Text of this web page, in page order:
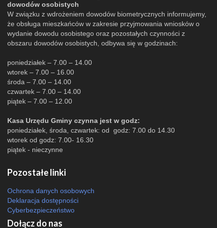
dowodów osobistych
W związku z wdrożeniem dowodów biometrycznych informujemy,
że obsługa mieszkańców w zakresie przyjmowania wniosków o
wydanie dowodu osobistego oraz pozostałych czynności z
obszaru dowodów osobistych, odbywa się w godzinach:
poniedziałek – 7.00 – 14.00
wtorek – 7.00 – 16.00
środa – 7.00 – 14.00
czwartek – 7.00 – 14.00
piątek – 7.00 – 12.00
Kasa Urzędu Gminy czynna jest w godz:
poniedziałek, środa, czwartek: od godz: 7.00 do 14.30
wtorek od godz: 7.00- 16.30
piątek - nieczynne
Pozostałe linki
Ochrona danych osobowych
Deklaracja dostępności
Cyberbezpieczeństwo
Dołącz do nas